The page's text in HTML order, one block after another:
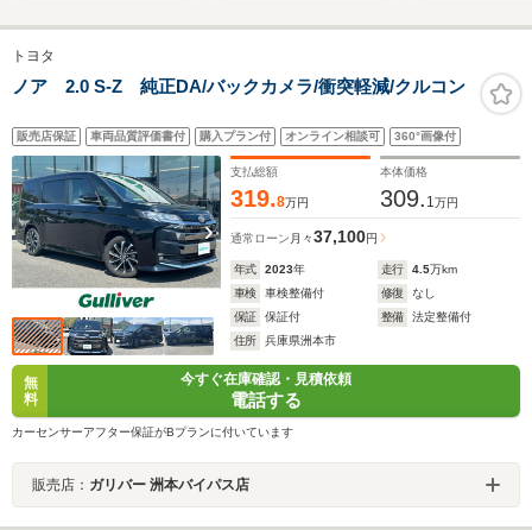
トヨタ
ノア 2.0 S-Z 純正DA/バックカメラ/衝突軽減/クルコン
販売店保証 車両品質評価書付 購入プラン付 オンライン相談可 360°画像付
支払総額
319.8万円
本体価格
309. 1万円
通常ローン 月々37,100円
年式 2023年 走行 4.5万km
車検
車検整備付 修復
なし
保証
保証付 整備
法定整備付
住所
兵庫県洲本市
無
料
今すぐ在庫確認・見積依頼
電話する
カーセンサーアフター保証がBプランに付いています
販売店： ガリバー 洲本バイパス店